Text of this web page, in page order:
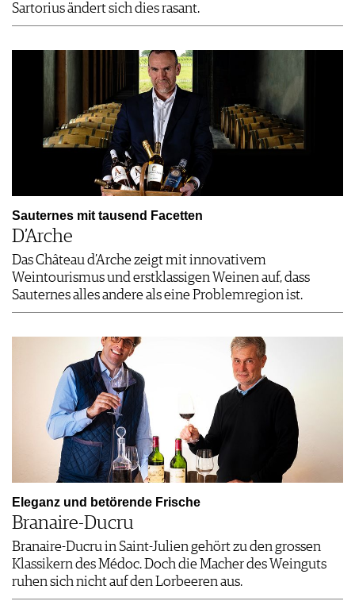
Sartorius ändert sich dies rasant.
Sauternes mit tausend Facetten
D’Arche
Das Château d’Arche zeigt mit innovativem
Weintourismus und erstklassigen Weinen auf, dass
Sauternes alles andere als eine Problemregion ist.
Eleganz und betörende Frische
Branaire-Ducru
Branaire-Ducru in Saint-Julien gehört zu den grossen
Klassikern des Médoc. Doch die Macher des Weinguts
ruhen sich nicht auf den Lorbeeren aus.